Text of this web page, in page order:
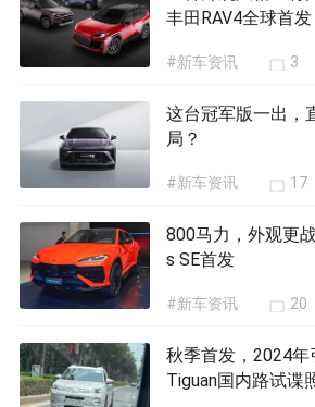
丰田RAV4全球首发
#新车资讯 3
这台冠军版一出，
局？
#新车资讯 17
800马力，外观更
s SE首发
#新车资讯 20
秋季首发，2024
Tiguan国内路试谍